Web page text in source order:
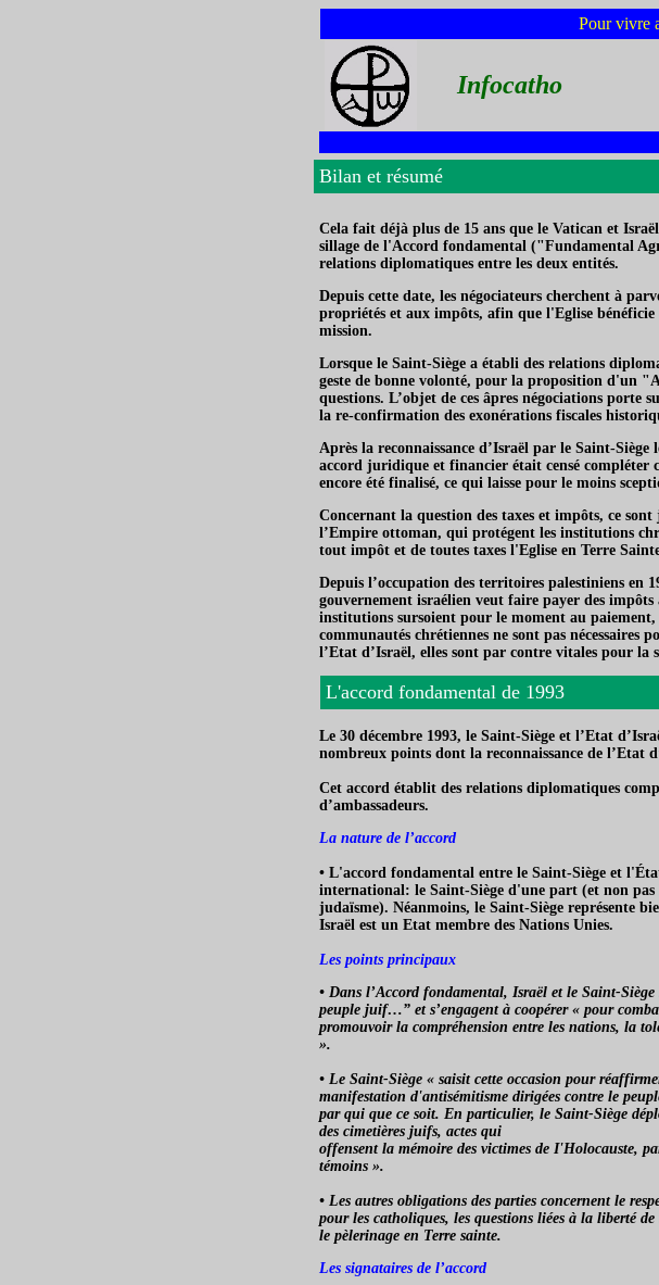
Pour vivre
Infocatho
Bilan et résumé
Cela fait déjà plus de 15 ans que le Vatican et
sillage de l'Accord fondamental ("Fundamental
relations diplomatiques entre les deux entités.
Depuis cette date, les négociateurs cherchent à
propriétés et aux impôts, afin que l'Eglise
mission.
Lorsque le Saint-Siège a établi des relations
geste de bonne volonté, pour la proposition d'un
questions. L’objet de ces âpres négociations porte
la re-confirmation des exonérations fiscales
Après la reconnaissance d’Israël par le Saint-
accord juridique et financier était censé compléter
encore été finalisé, ce qui laisse pour le moins
Concernant la question des taxes et impôts, ce sont
l’Empire ottoman, qui protégent les institutions
tout impôt et de toutes taxes l'Eglise en Terre
Depuis l’occupation des territoires palestiniens en
gouvernement israélien veut faire payer des
institutions sursoient pour le moment au paiement,
communautés chrétiennes ne sont pas nécessaires
l’Etat d’Israël, elles sont par contre vitales pour
L'accord fondamental de 1993
Le 30 décembre 1993, le Saint-Siège et l’Etat
nombreux points dont la reconnaissance de l’Etat
Cet accord établit des relations diplomatiques
d’ambassadeurs.
La nature de l’accord
• L'accord fondamental entre le Saint-Siège et
international: le Saint-Siège d'une part (et non
judaïsme). Néanmoins, le Saint-Siège représente
Israël est un Etat membre des Nations Unies.
Les points principaux
• Dans l’Accord fondamental, Israël et le Saint-
peuple juif…” et s’engagent à coopérer « pour
promouvoir la compréhension entre les nations, la
».
• Le Saint-Siège « saisit cette occasion pour
manifestation d'antisémitisme dirigées contre le
par qui que ce soit. En particulier, le Saint-Siège
des cimetières juifs, actes qui
offensent la mémoire des victimes de I'Holocauste,
témoins ».
• Les autres obligations des parties concernent le
pour les catholiques, les questions liées à la liberté
le pèlerinage en Terre sainte.
Les signataires de l’accord